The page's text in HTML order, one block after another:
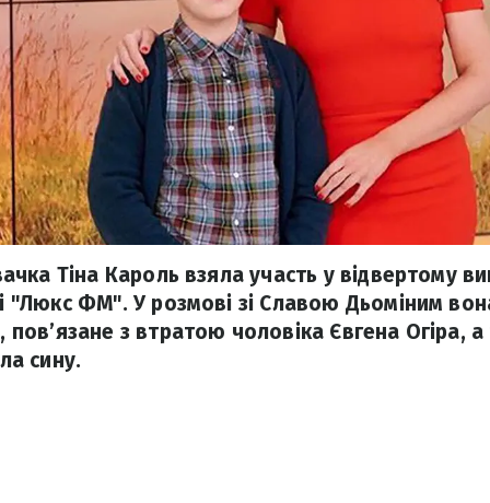
Тіна Кароль взяла участь у відвертому
"Люкс ФМ". У розмові зі Славою Дьоміним
пов’язане з втратою чоловіка Євгена Огіра,
сину.